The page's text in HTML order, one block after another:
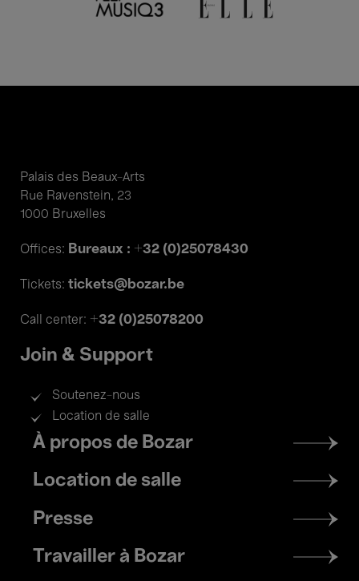
Palais des Beaux-Arts
Rue Ravenstein, 23
1000 Bruxelles
Offices: Bureaux : +32 (0)25078430
Tickets: tickets@bozar.be
Call center: +32 (0)25078200
Join & Support
Soutenez-nous
Location de salle
Footer
menu
À propos de Bozar
Location de salle
Presse
Travailler à Bozar